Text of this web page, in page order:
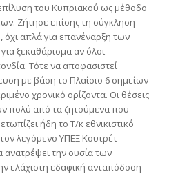
του Κυπριακού ως μέθοδο
Ζήτησε επίσης τη σύγκληση
όχι απλά για επανέναρξη των
ξεκαθάρισμα αν όλοι
Τότε να αποφασιστεί
με βάση το Πλαίσιο 6 σημείων
χρονικό ορίζοντα. Οι θέσεις
πολύ από τα ζητούμενα που
ήδη το Τ/κ εθνικιστικό
λεγόμενο ΥΠΕΞ Κουτρέτ
ανατρέψει την ουσία των
ελάχιστη εδαφική ανταπόδοση